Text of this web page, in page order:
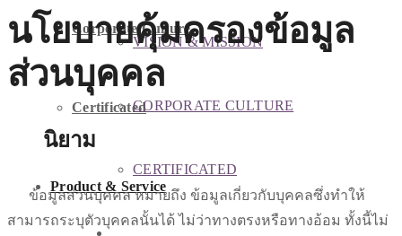
Corporate Culture
Certificated
Product & Service
VISION & MISSION
CORPORATE CULTURE
CERTIFICATED
นโยบายคุ้มครองข้อมูล
ส่วนบุคคล
นิยาม
ข้อมูลส่วนบุคคล หมายถึง ข้อมูลเกี่ยวกับบุคคลซึ่งทำให้
สามารถระบุตัวบุคคลนั้นได้ ไม่ว่าทางตรงหรือทางอ้อม ทั้งนี้ไม่